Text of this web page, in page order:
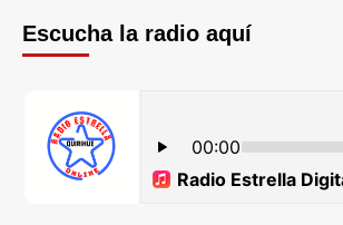
Escucha la radio aquí